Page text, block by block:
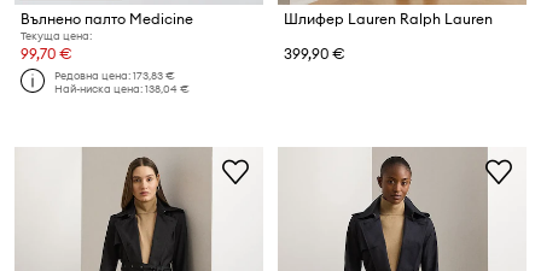
Вълнено палто Medicine
Текуща цена:
99,70 €
Редовна цена:173,83 €
Най-ниска цена:138,04 €
Шлифер Lauren Ralph Lauren
399,90 €